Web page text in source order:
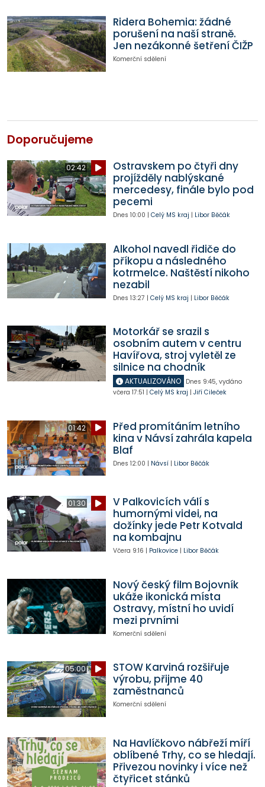
Ridera Bohemia: žádné
porušení na naší straně.
Jen nezákonné šetření ČIŽP
Komerční sdělení
Doporučujeme
02:42
Ostravskem po čtyři dny
projížděly nablýskané
mercedesy, finále bylo pod
pecemi
Dnes 10:00 | Celý MS kraj | Libor Běčák
Alkohol navedl řidiče do
příkopu a následného
kotrmelce. Naštěstí nikoho
nezabil
Dnes 13:27 | Celý MS kraj | Libor Běčák
Motorkář se srazil s
osobním autem v centru
Havířova, stroj vyletěl ze
silnice na chodník
AKTUALIZOVÁNO Dnes 9:45, vydáno
včera 17:51 | Celý MS kraj | Jiří Cileček
01:42
Před promítáním letního
kina v Návsí zahrála kapela
Blaf
Dnes 12:00 | Návsí| Libor Běčák
01:30
V Palkovicích válí s
humornými videi, na
dožínky jede Petr Kotvald
na kombajnu
Včera 9:16 | Palkovice| Libor Běčák
Nový český film Bojovník
ukáže ikonická místa
Ostravy, místní ho uvidí
mezi prvními
Komerční sdělení
05:00
STOW Karviná rozšiřuje
výrobu, přijme 40
zaměstnanců
Komerční sdělení
Na Havlíčkovo nábřeží míří
oblíbené Trhy, co se hledají.
Přivezou novinky i více než
čtyřicet stánků